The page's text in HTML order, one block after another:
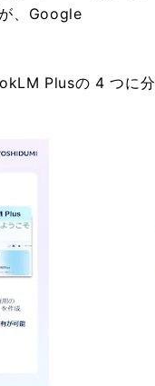
、Google
Plusの 4 つに分